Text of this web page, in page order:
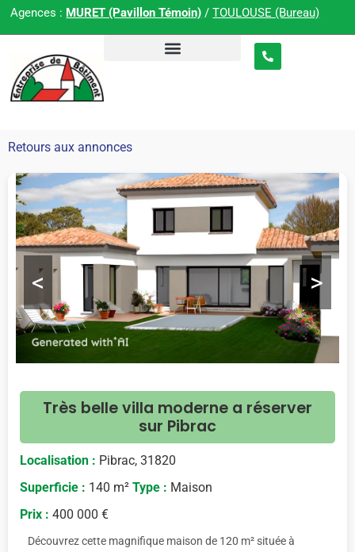
Agences : MURET (Pavillon Témoin) /TOULOUSE (Bureau)
Retours aux annonces
< >
Très belle villa moderne a réserver
sur Pibrac
Localisation : Pibrac, 31820
Superficie : 140 m² Type : Maison
Prix : 400 000 €
Découvrez cette magnifique maison de 120 m² située à